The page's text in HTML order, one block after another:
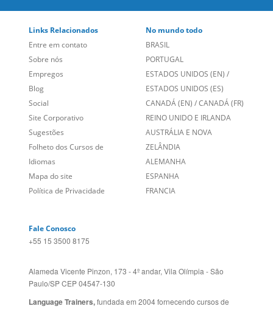
Links Relacionados
Entre em contato
Sobre nós
Empregos
Blog
Social
Site Corporativo
Sugestões
Folheto dos Cursos de
Idiomas
Mapa do site
Política de Privacidade
No mundo todo
BRASIL
PORTUGAL
ESTADOS UNIDOS (EN) /
ESTADOS UNIDOS (ES)
CANADÁ (EN) /CANADÁ (FR)
REINO UNIDO E IRLANDA
AUSTRÁLIA E NOVA
ZELÂNDIA
ALEMANHA
ESPANHA
FRANCIA
Fale Conosco
+55 15 3500 8175
Alameda Vicente Pinzon, 173 - 4º andar, Vila Olímpia - São
Paulo/SP CEP 04547-130
Language Trainers,fundada em 2004 fornecendo cursos de